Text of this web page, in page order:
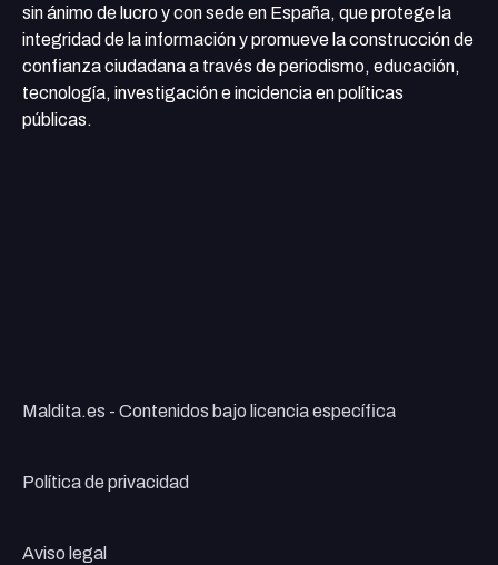
sin ánimo de lucro y con sede en España, que protege la
integridad de la información y promueve la construcción de
confianza ciudadana a través de periodismo, educación,
tecnología, investigación e incidencia en políticas
públicas.
Maldita.es - Contenidos bajo licencia específica
Política de privacidad
Aviso legal